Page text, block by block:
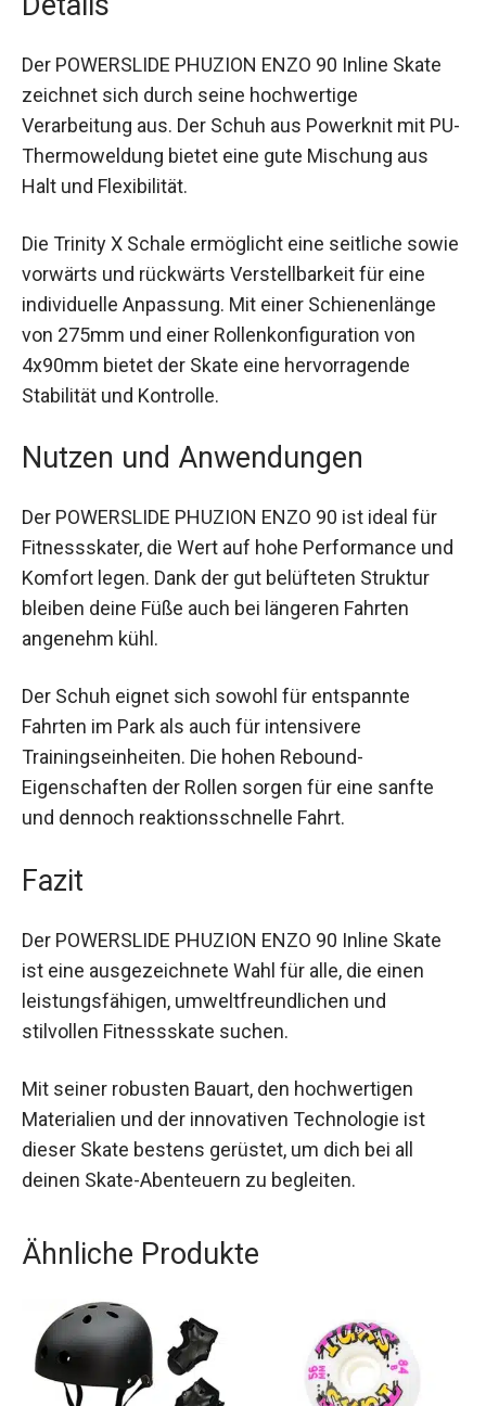
Details
Der POWERSLIDE PHUZION ENZO 90 Inline Skate
zeichnet sich durch seine hochwertige
Verarbeitung aus. Der Schuh aus Powerknit mit
PU-Thermoweldung bietet eine gute Mischung
Die Trinity X Schale ermöglicht eine seitliche
sowie vorwärts und rückwärts Verstellbarkeit für
eine individuelle Anpassung. Mit einer
Schienenlänge von 275mm und einer
Rollenkonfiguration von 4x90mm bietet der Skate
Nutzen und Anwendungen
Der POWERSLIDE PHUZION ENZO 90 ist ideal für
Fitnessskater, die Wert auf hohe Performance
und Komfort legen. Dank der gut belüfteten
Struktur bleiben deine Füße auch bei längeren
Fahrten angenehm kühl.
Der Schuh eignet sich sowohl für entspannte
Fahrten im Park als auch für intensivere
Trainingseinheiten. Die hohen Rebound-
Eigenschaften der Rollen sorgen für eine sanfte
Fazit
Der POWERSLIDE PHUZION ENZO 90 Inline Skate
ist eine ausgezeichnete Wahl für alle, die einen
leistungsfähigen, umweltfreundlichen und
Mit seiner robusten Bauart, den hochwertigen
Materialien und der innovativen Technologie ist
dieser Skate bestens gerüstet, um dich bei all
deinen Skate-Abenteuern zu begleiten.
Ähnliche Produkte